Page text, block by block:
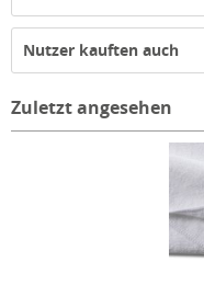
Nutzer kauften auch
Zuletzt angesehen